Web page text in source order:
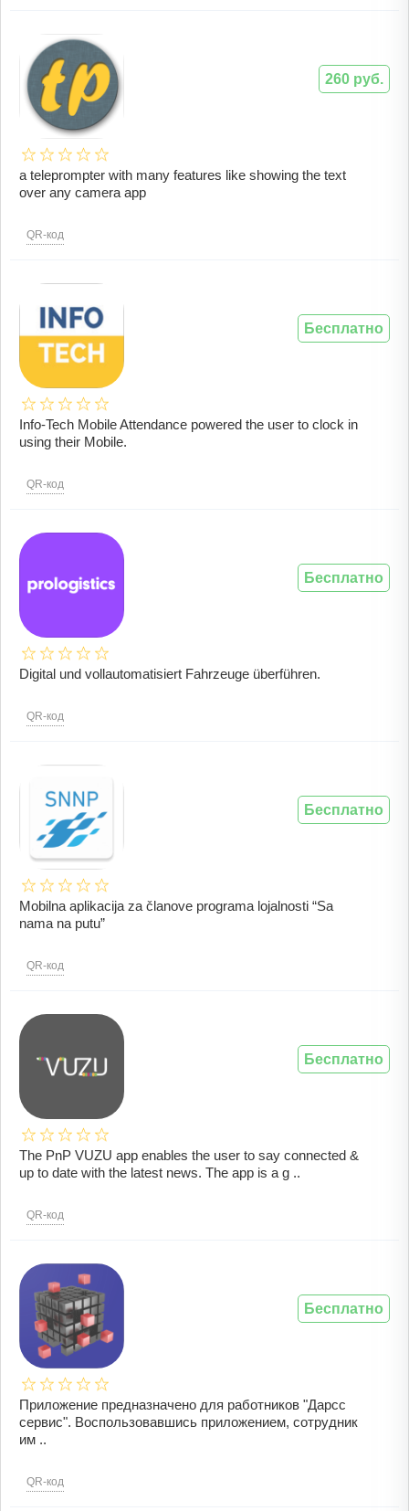
a teleprompter with many features like showing the text
over any camera app
QR-код
260 руб.
Info-Tech Mobile Attendance powered the user to clock in
using their Mobile.
QR-код
Бесплатно
Digital und vollautomatisiert Fahrzeuge überführen.
QR-код
Бесплатно
Mobilna aplikacija za članove programa lojalnosti “Sa
nama na putu”
QR-код
Бесплатно
The PnP VUZU app enables the user to say connected &
up to date with the latest news. The app is a g ..
QR-код
Бесплатно
Приложение предназначено для работников "Дарсс
сервис". Воспользовавшись приложением, сотрудник
им ..
QR-код
Бесплатно